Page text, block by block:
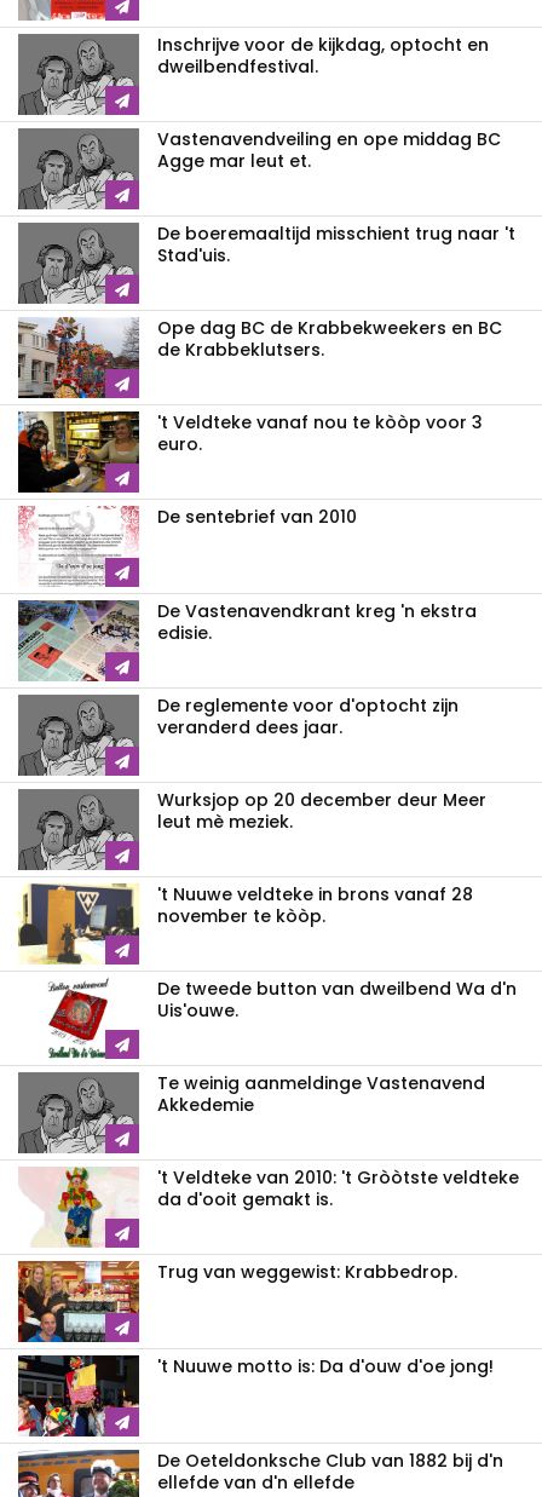
Inschrijve voor de kijkdag, optocht en
dweilbendfestival.
Vastenavendveiling en ope middag BC
Agge mar leut et.
De boeremaaltijd misschient trug naar 't
Stad'uis.
Ope dag BC de Krabbekweekers en BC
de Krabbeklutsers.
't Veldteke vanaf nou te kòòp voor 3
euro.
De sentebrief van 2010
De Vastenavendkrant kreg 'n ekstra
edisie.
De reglemente voor d'optocht zijn
veranderd dees jaar.
Wurksjop op 20 december deur Meer
leut mè meziek.
't Nuuwe veldteke in brons vanaf 28
november te kòòp.
De tweede button van dweilbend Wa d'n
Uis'ouwe.
Te weinig aanmeldinge Vastenavend
Akkedemie
't Veldteke van 2010: 't Gròòtste veldteke
da d'ooit gemakt is.
Trug van weggewist: Krabbedrop.
't Nuuwe motto is: Da d'ouw d'oe jong!
De Oeteldonksche Club van 1882 bij d'n
ellefde van d'n ellefde